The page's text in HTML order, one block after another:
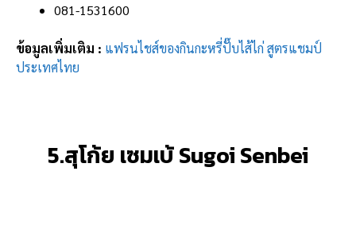
081-1531600
ข้อมูลเพิ่มเติม : แฟรนไชส์ของกินกะหรี่ปั๊บไส้ไก่ สูตรแชมป์
ประเทศไทย
5.สุโก้ย เซมเบ้ Sugoi Senbei